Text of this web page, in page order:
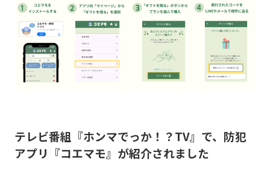
テレビ番組『ホンマでっか！？TV』で、防犯
アプリ『コエマモ』が紹介されました